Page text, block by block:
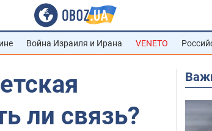
Война Израиля и Ирана VENETO
ли связь?